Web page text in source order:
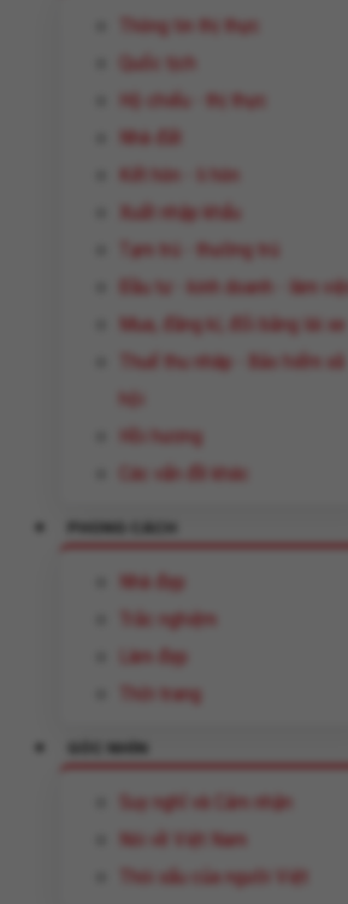
Thông tin thị thực
Quốc tịch
Hộ chiếu - thị thực
Nhà đất
Kết hôn - li hôn
Xuất nhập khẩu
Tạm trú - thường trú
Đầu tư - kinh doanh - làm việc
Mua, đăng kí, đổi bằng lái xe
Thuế thu nhâp - Bảo hiểm xã
hội
Hồi hương
Các vấn đề khác
PHONG CÁCH
Nhà đẹp
Trắc nghiệm
Làm đẹp
Thời trang
GÓC NHÌN
Suy nghĩ và Cảm nhận
Nói về Việt Nam
Thói xấu của người Việt